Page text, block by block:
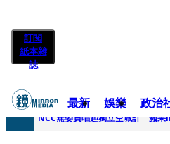
訂閱
紙本雜
誌
最新 娛樂 政治
快訊
NCC無委員唱起獨立空城計 蘋果